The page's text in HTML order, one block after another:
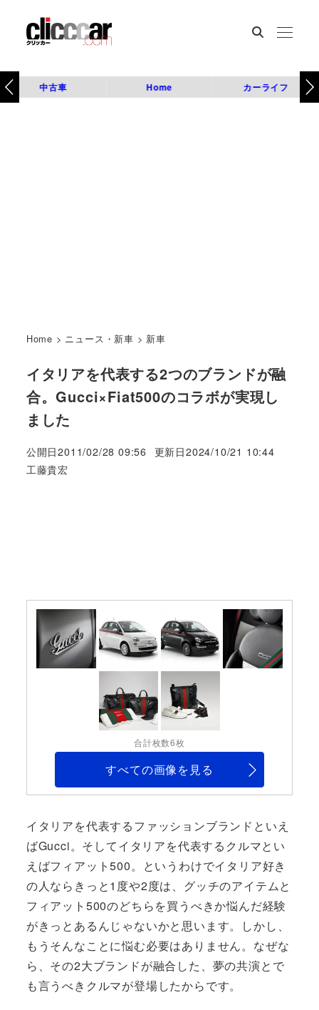
中古車 Home カーライフ
Home > ニュース・新車 > 新車
イタリアを代表する2つのブランドが融
合。Gucci×Fiat500のコラボが実現し
ました
公開日2011/02/28 09:56 更新日2024/10/21 10:44
著
工藤貴宏
合計枚数6枚
すべての画像を見る
イタリアを代表するファッションブランドといえ
ばGucci。そしてイタリアを代表するクルマとい
えばフィアット500。というわけでイタリア好き
の人ならきっと1度や2度は、グッチのアイテムと
フィアット500のどちらを買うべきか悩んだ経験
がきっとあるんじゃないかと思います。しかし、
もうそんなことに悩む必要はありません。なぜな
ら、その2大ブランドが融合した、夢の共演とで
も言うべきクルマが登場したからです。